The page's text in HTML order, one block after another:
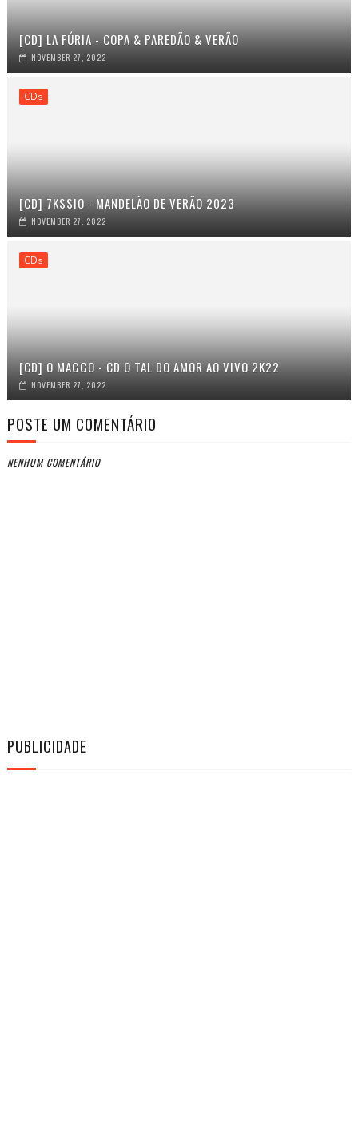
[CD] LA FÚRIA - COPA & PAREDÃO & VERÃO
NOVEMBER 27, 2022
CDs
[CD] 7KSSIO - MANDELÃO DE VERÃO 2023
NOVEMBER 27, 2022
CDs
[CD] O MAGGO - CD O TAL DO AMOR AO VIVO 2K22
NOVEMBER 27, 2022
POSTE UM COMENTÁRIO
NENHUM COMENTÁRIO
PUBLICIDADE